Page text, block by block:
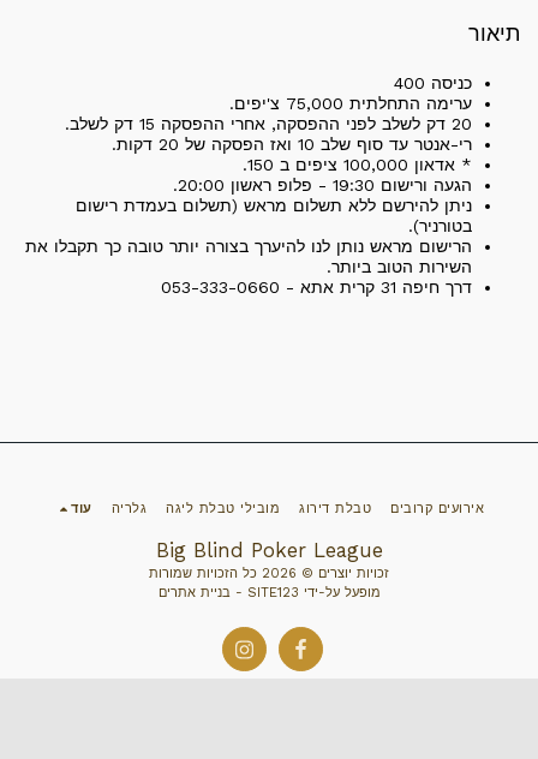
תיאור
כניסה 400
ערימה התחלתית 75,000 צ'יפים.
20 דק לשלב לפני ההפסקה, אחרי ההפסקה 15 דק לשלב.
רי-אנטר עד סוף שלב 10 ואז הפסקה של 20 דקות.
* אדאון 100,000 ציפים ב 150.
הגעה ורישום 19:30 - פלופ ראשון 20:00.
ניתן להירשם ללא תשלום מראש (תשלום בעמדת רישום
בטורניר).
הרישום מראש נותן לנו להיערך בצורה יותר טובה כך תקבלו את
השירות הטוב ביותר.
דרך חיפה 31 קרית אתא - 053-333-0660
Big Blind Poker League
זכויות יוצרים © 2026 כל הזכויות שמורות
מופעל על-ידי SITE123
-בניית אתרים
אירועים קרובים טבלת דירוג מובילי טבלת ליגה גלריה עוד